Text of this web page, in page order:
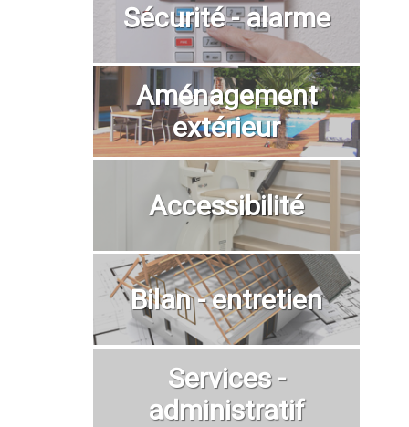
Sécurité - alarme
Aménagement
extérieur
Accessibilité
Bilan - entretien
Services -
administratif